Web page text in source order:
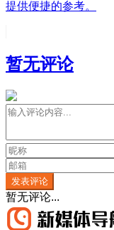
提供便捷的参考。
暂无评论
发表评论
暂无评论...